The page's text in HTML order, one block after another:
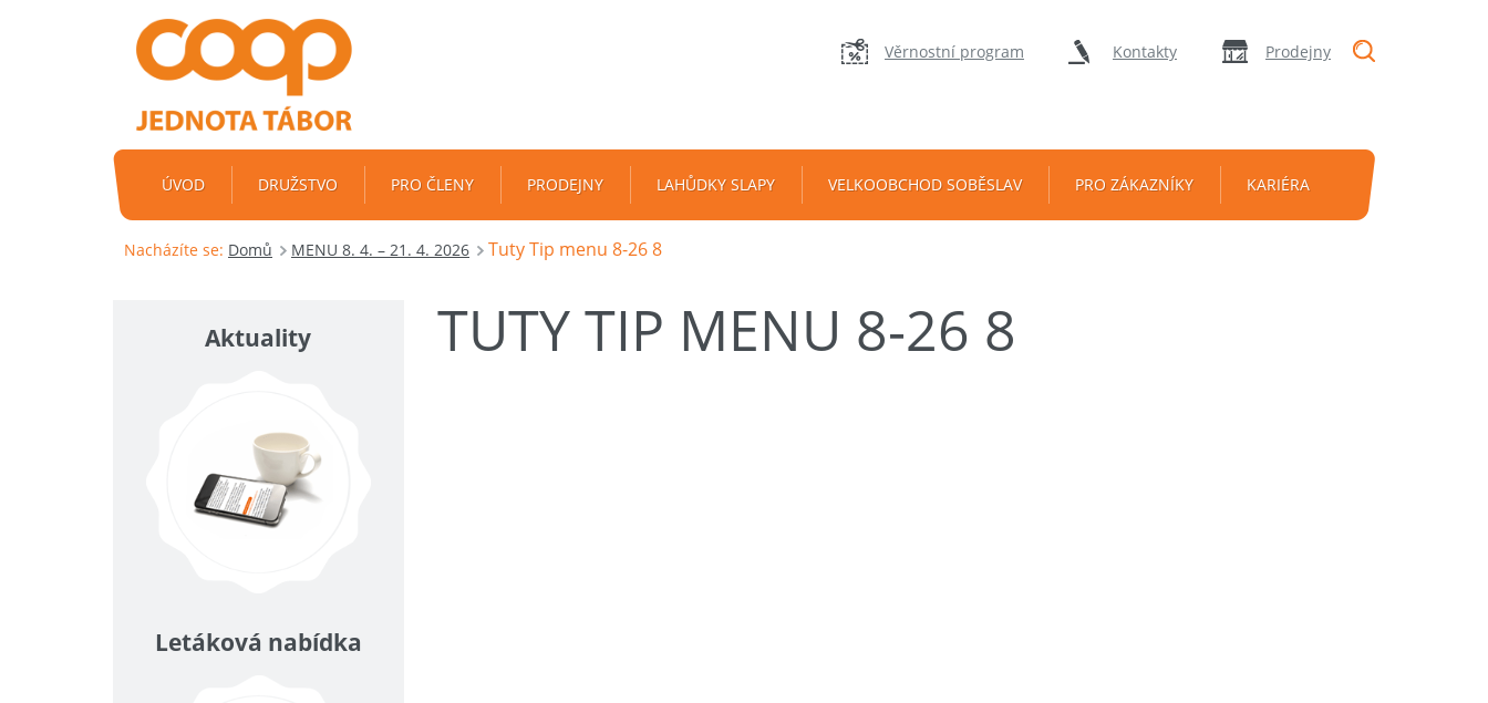
Věrnostní program Kontakty Prodejny
ÚVOD DRUŽSTVO PRO ČLENY PRODEJNY LAHŮDKY SLAPY VELKOOBCHOD SOBĚSLAV PRO ZÁKAZNÍKY KARIÉRA
Nacházíte se: Domů MENU 8. 4. – 21. 4. 2026 Tuty Tip menu 8-26 8
TUTY TIP MENU 8-26 8
Aktuality
Letáková nabídka